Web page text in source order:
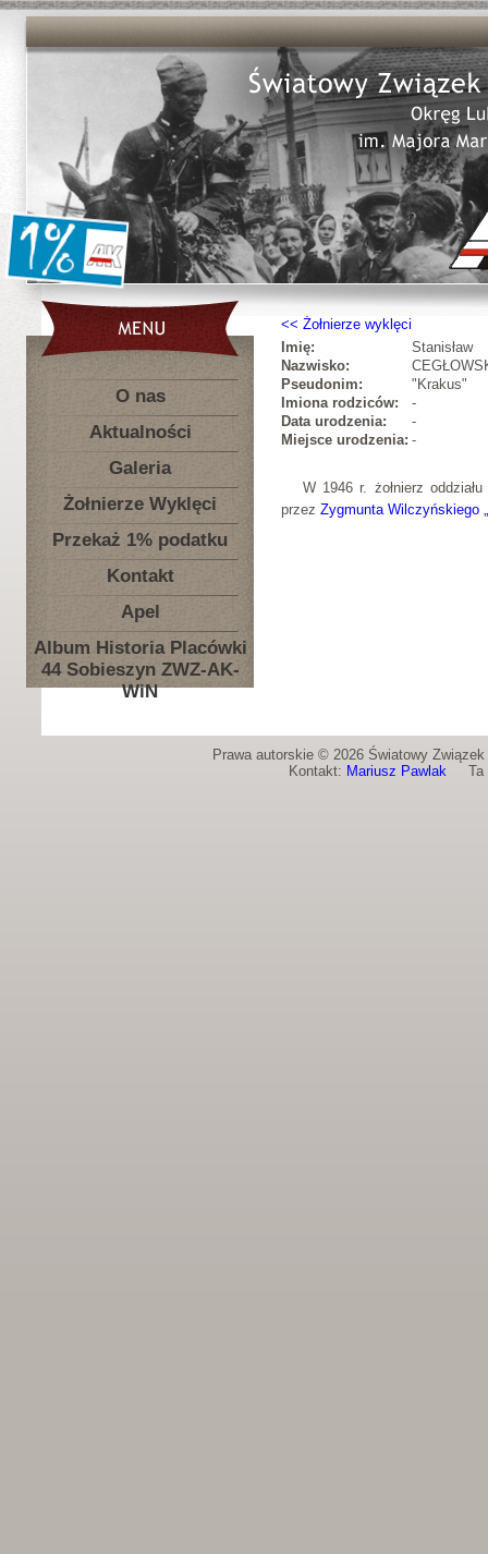
O nas
Aktualności
Galeria
Żołnierze Wyklęci
Przekaż 1% podatku
Kontakt
Apel
Album Historia Placówki
44 Sobieszyn ZWZ-AK-
WiN
Żołnierze wyklęci
Imię:
Stanisław
Nazwisko:
Pseudonim:
"Krakus"
Imiona rodziców:
-
Data urodzenia:
-
Miejsce urodzenia: -
W 1946 r. żołnierz
przez Zygmunta Wilczyńskiego
Prawa autorskie © 2026 Światowy
Kontakt: Mariusz PawlakTa